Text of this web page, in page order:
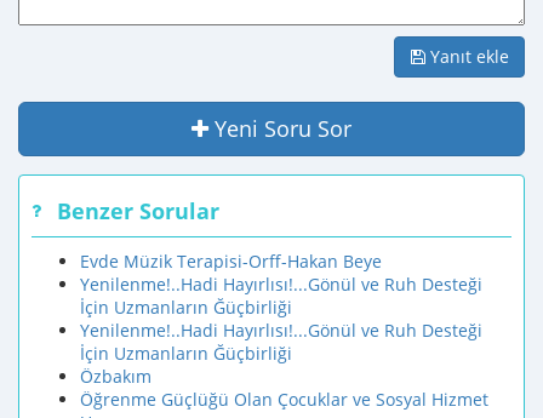
Yanıt ekle
Yeni Soru Sor
Benzer Sorular
Evde Müzik Terapisi-Orff-Hakan Beye
Yenilenme!..Hadi Hayırlısı!...Gönül ve Ruh Desteği
İçin Uzmanların Ğüçbirliği
Yenilenme!..Hadi Hayırlısı!...Gönül ve Ruh Desteği
İçin Uzmanların Ğüçbirliği
Özbakım
Öğrenme Güçlüğü Olan Çocuklar ve Sosyal Hizmet